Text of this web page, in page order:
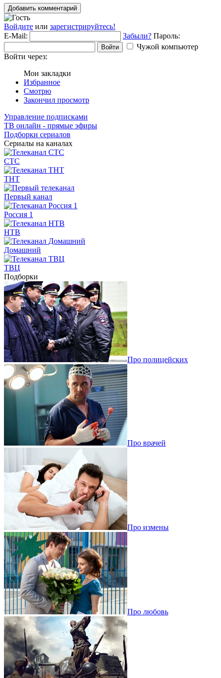
Добавить комментарий
Войдите или зарегистрируйтесь!
E-Mail:
Забыли? Пароль:
Войти
Чужой компьютер
Войти через:
Мои закладки
Избранное
Смотрю
Закончил просмотр
Управление подписками
ТВ онлайн - прямые эфиры
Подборки сериалов
Сериалы на каналах
СТС
ТНТ
Первый канал
Россия 1
НТВ
Домашний
ТВЦ
Подборки
Про полицейских
Про врачей
Про измены
Про любовь